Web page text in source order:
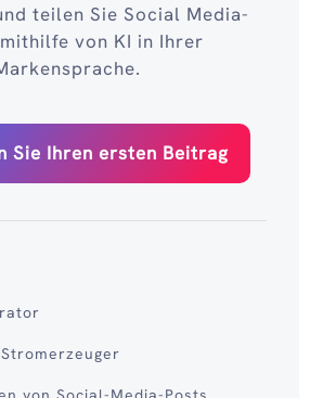
teilen Sie Social Media-
von KI in Ihrer
Sie Ihren ersten Beitrag